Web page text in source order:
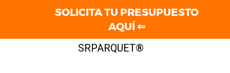
SRPARQUET®
SOLICITA TU PRESUPUESTO
AQUÍ ⇐